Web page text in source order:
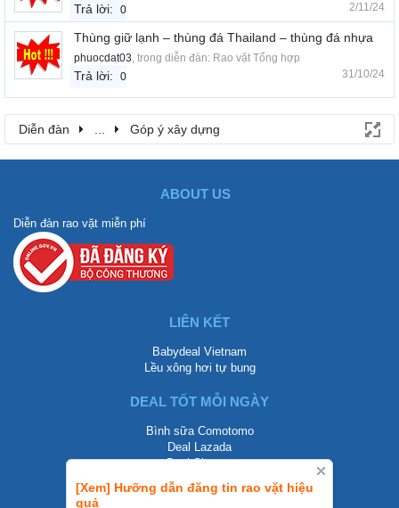
[Xem] Hưỡng dẫn đăng tin rao vặt hiệu
quả
Trả lời: 0 2/11/24
Thùng giữ lạnh – thùng đá Thailand – thùng đá nhựa
phuocdat03, trong diễn đàn: Rao vặt Tổng hợp
Trả lời: 0 31/10/24
Diễn đàn ... Góp ý xây dựng
ABOUT US
Diễn đàn rao vặt miễn phí
LIÊN KẾT
Babydeal Vietnam
Lều xông hơi tự bung
DEAL TỐT MỖI NGÀY
Bình sữa Comotomo
Deal Lazada
Deal Shopee
LIÊN HỆ